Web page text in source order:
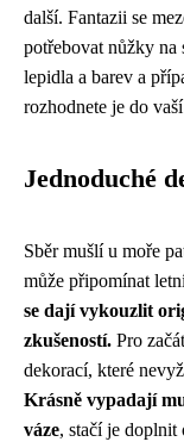
další. Fantazii se
potřebovat nůžky na
lepidla a barev a
rozhodnete je do
Jednoduché
Sběr mušlí u moře
může připomínat
se dají vykouzlit
zkušeností. Pro
dekorací, které
Krásně vypadají
váze, stačí je doplnit